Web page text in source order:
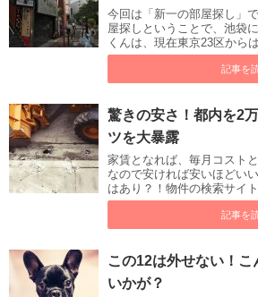
今回は「新一の部屋探し」
屋探しということで、池袋
くんは、現在東京23区から
記事を
驚きの安さ！都内を2
ツを大暴露
家賃となれば、毎月コスト
なので安ければ安いほどい
はあり？！物件の検索サイ
記事を
この12は外せない！
いかが？